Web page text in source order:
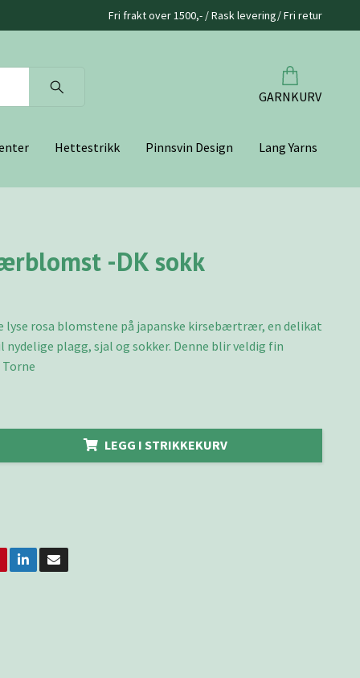
Fri frakt over 1500,- / Rask levering/ Fri retur
GARNKURV
Hettestrikk Pinnsvin Design Lang Yarns
-DK sokk
lyse rosa blomstene på japanske kirsebærtrær, en delikat
nydelige plagg, sjal og sokker. Denne blir veldig fin
LEGG I STRIKKEKURV